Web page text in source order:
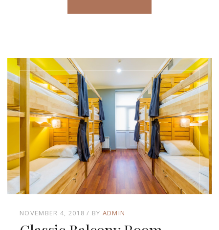
NOVEMBER 4, 2018 BY ADMIN